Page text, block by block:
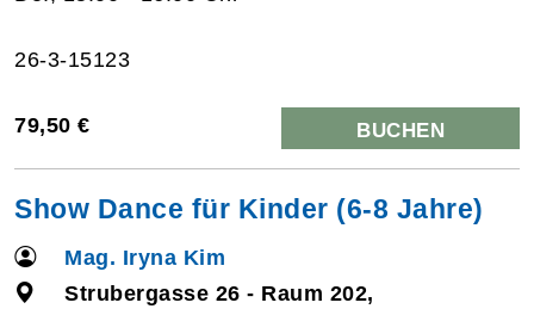
26-3-15123
79,50 € BUCHEN
Show Dance für Kinder (6-8 Jahre)
Mag. Iryna Kim
Strubergasse 26 - Raum 202,